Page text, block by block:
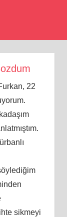
22
sikmeyi